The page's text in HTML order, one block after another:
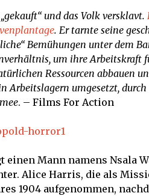
und das Volk versklavt.
. Er tarnte seine
Bemühungen unter dem
um ihre Arbeitskraft
Ressourcen abbauen
Arbeitslagern umgesetzt,
. – Films For Action
einen Mann namens Nsala
Alice Harris, die als
1904 aufgenommen,